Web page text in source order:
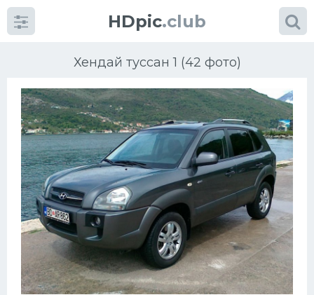
HDpic.club
Хендай туссан 1 (42 фото)
Категории
Разное
Автомобили
Красивые фото машин
УРАЛ